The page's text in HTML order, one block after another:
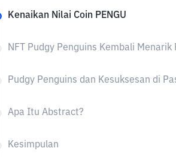
Kenaikan Nilai Coin PENGU
NFT Pudgy Penguins Kembali Menarik
Pudgy Penguins dan Kesuksesan di
Apa Itu Abstract?
Kesimpulan